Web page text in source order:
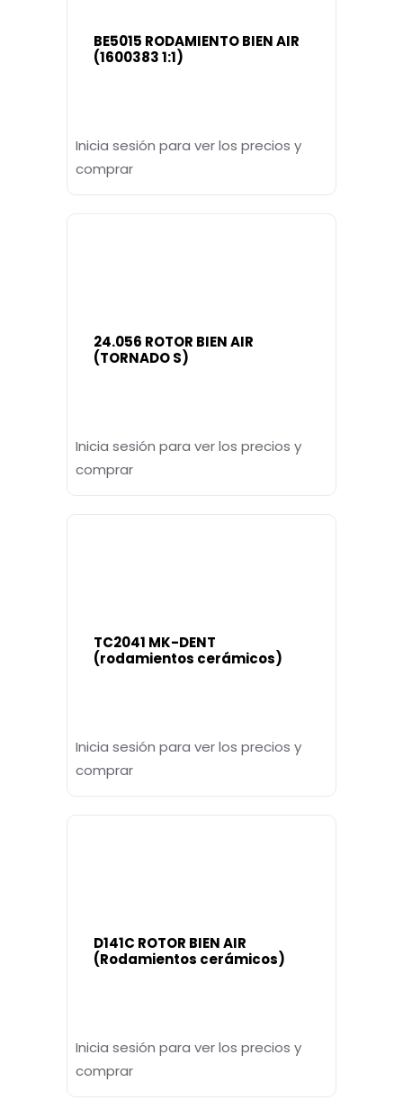
BE5015 RODAMIENTO BIEN AIR
(1600383 1:1)
Inicia sesión para ver los precios y
comprar
24.056 ROTOR BIEN AIR
(TORNADO S)
Inicia sesión para ver los precios y
comprar
TC2041 MK-DENT
(rodamientos cerámicos)
Inicia sesión para ver los precios y
comprar
D141C ROTOR BIEN AIR
(Rodamientos cerámicos)
Inicia sesión para ver los precios y
comprar